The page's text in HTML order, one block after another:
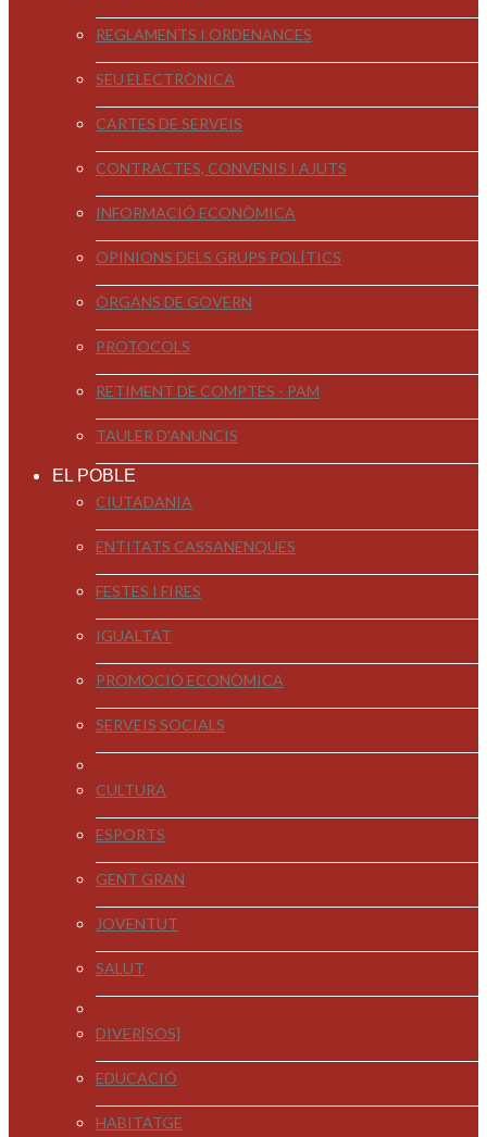
REGLAMENTS I ORDENANCES
SEU ELECTRÒNICA
CARTES DE SERVEIS
CONTRACTES, CONVENIS I AJUTS
INFORMACIÓ ECONÒMICA
OPINIONS DELS GRUPS POLÍTICS
ÒRGANS DE GOVERN
PROTOCOLS
RETIMENT DE COMPTES - PAM
TAULER D'ANUNCIS
EL POBLE
CIUTADANIA
ENTITATS CASSANENQUES
FESTES I FIRES
IGUALTAT
PROMOCIÓ ECONÒMICA
SERVEIS SOCIALS
CULTURA
ESPORTS
GENT GRAN
JOVENTUT
SALUT
DIVER[SOS]
EDUCACIÓ
HABITATGE